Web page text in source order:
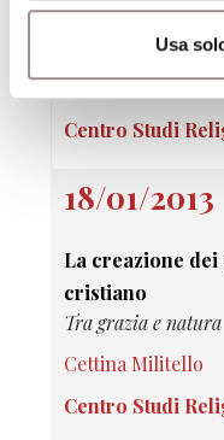
Usa
Ecologia e
cristiano
Simone
Centro Studi
18/01/2013
La creazione
cristiano
Tra grazia e natura
Cettina Militello
Centro Studi